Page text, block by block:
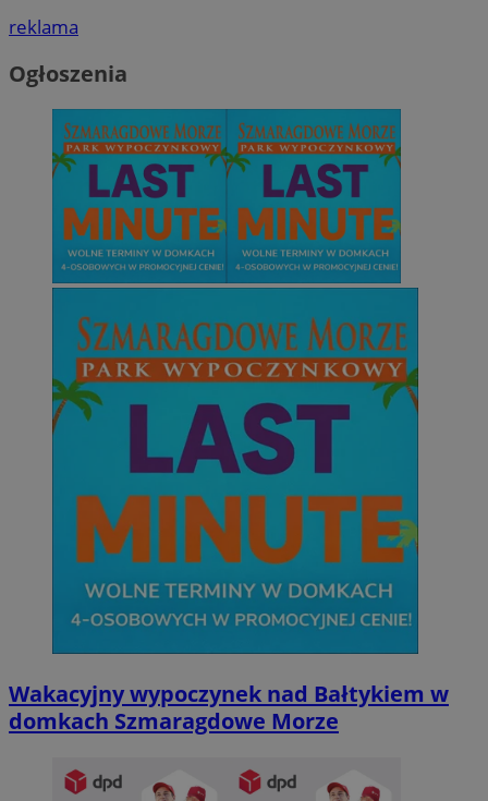
reklama
Ogłoszenia
Wakacyjny wypoczynek nad Bałtykiem w
domkach Szmaragdowe Morze